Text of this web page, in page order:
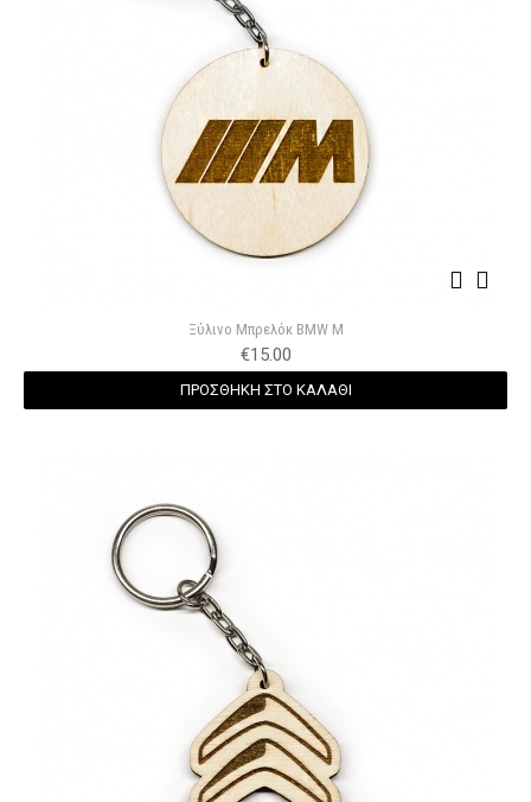
Ξύλινο Μπρελόκ BMW M
€15.00
ΠΡΟΣΘΗΚΗ ΣΤΟ ΚΑΛΑΘΙ